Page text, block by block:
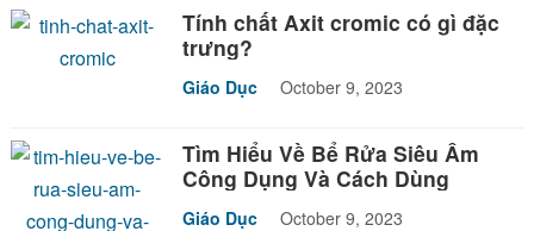
Tính chất Axit cromic có gì đặc
trưng?
Giáo Dục October 9, 2023
Tìm Hiểu Về Bể Rửa Siêu Âm
Công Dụng Và Cách Dùng
Giáo Dục October 9, 2023